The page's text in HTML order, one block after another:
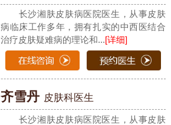
长沙湘肤皮肤病医院医生，从事皮肤
病临床工作多年，拥有扎实的中西医结合
治疗皮肤疑难病的理论和...[详细]
齐雪丹 皮肤科医生
长沙湘肤皮肤病医院医生，从事皮肤